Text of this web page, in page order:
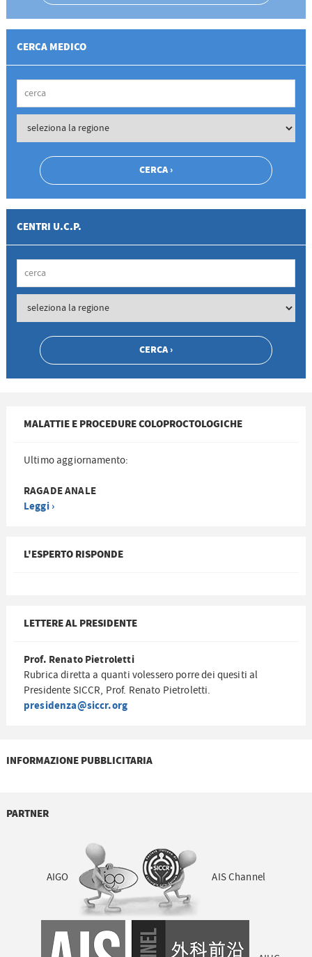
CERCA MEDICO
CENTRI U.C.P.
MALATTIE E PROCEDURE COLOPROCTOLOGICHE
Ultimo aggiornamento:
RAGADE ANALE
Leggi ›
L'ESPERTO RISPONDE
LETTERE AL PRESIDENTE
Prof. Renato Pietroletti
Rubrica diretta a quanti volessero porre dei quesiti al
Presidente SICCR, Prof. Renato Pietroletti.
presidenza@siccr.org
INFORMAZIONE PUBBLICITARIA
PARTNER
AIGO AIS Channel